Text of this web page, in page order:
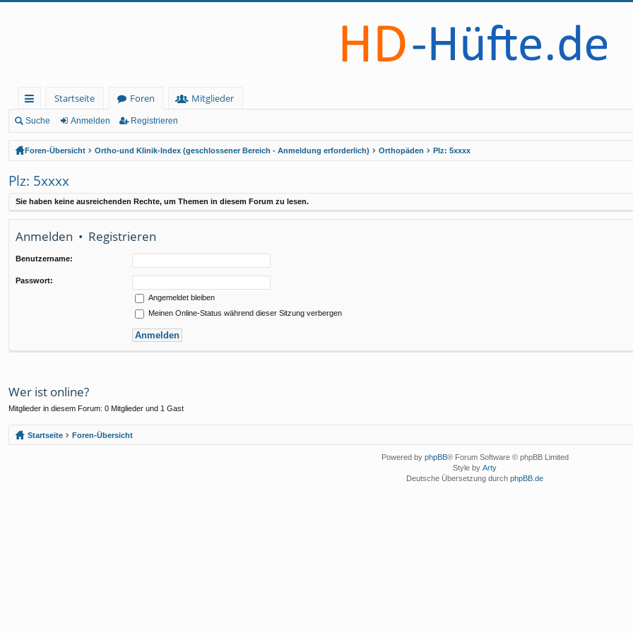
ch
ne
llz
ug
rif
Startseite Foren
Mitglieder
Suche Anmelden Registrieren
Foren-Übersicht Ortho-und Klinik-Index (geschlossener Bereich - Anmeldung erforderlich) Orthopäden Plz: 5xxxx
Plz: 5xxxx
Sie haben keine ausreichenden Rechte, um Themen in diesem Forum zu lesen.
Anmelden • Registrieren
Benutzername:
Passwort:
Angemeldet bleiben
Meinen Online-Status während dieser Sitzung verbergen
Wer ist online?
Mitglieder in diesem Forum: 0 Mitglieder und 1 Gast
Startseite Foren-Übersicht
Powered by phpBB® Forum Software © phpBB Limited
Style by Arty
Deutsche Übersetzung durch phpBB.de